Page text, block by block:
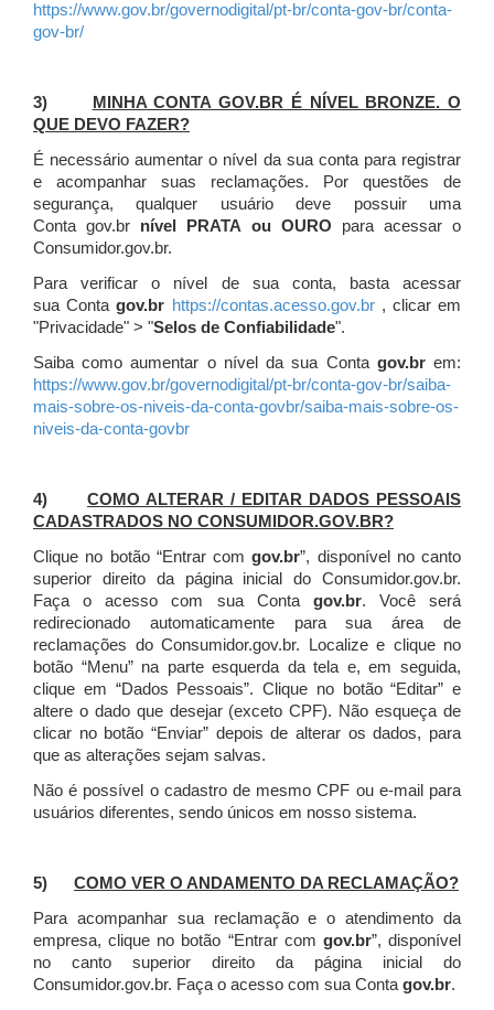
https://www.gov.br/governodigital/pt-br/conta-gov-br/conta-
gov-br/
3)
MINHA CONTA GOV.BR É NÍVEL BRONZE. O
QUE DEVO FAZER?
É necessário aumentar o nível da sua conta para registrar
e acompanhar suas reclamações. Por questões de
segurança, qualquer usuário deve possuir uma
Conta gov.br nível PRATA ou OURO para acessar o
Consumidor.gov.br.
Para verificar o nível de sua conta, basta acessar
sua Contagov.br https://contas.acesso.gov.br, clicar em
"Privacidade" > "Selos de Confiabilidade".
Saiba como aumentar o nível da sua Conta gov.brem:
https://www.gov.br/governodigital/pt-br/conta-gov-br/saiba-
mais-sobre-os-niveis-da-conta-govbr/saiba-mais-sobre-os-
niveis-da-conta-govbr
4) COMO ALTERAR / EDITAR DADOS PESSOAIS
CADASTRADOS NO CONSUMIDOR.GOV.BR?
Clique no botão “Entrar comgov.br”, disponível no canto
superior direito da página inicial do Consumidor.gov.br.
Faça o acesso com sua Conta gov.br. Você será
redirecionado automaticamente para sua área de
reclamações do Consumidor.gov.br.
Localize e clique no
botão “Menu” na parte esquerda da tela e, em seguida,
clique em “Dados Pessoais”. Clique no botão “Editar” e
altere o dado que desejar (exceto CPF). Não esqueça de
clicar no botão “Enviar” depois de alterar os dados, para
que as alterações sejam salvas.
Não é possível o cadastro de mesmo CPF ou e-mail para
usuários diferentes, sendo únicos em nosso sistema.
5) COMO VER O ANDAMENTO DA RECLAMAÇÃO?
Para acompanhar sua reclamação e o atendimento da
empresa, clique no botão “Entrar com gov.br”, disponível
no canto superior direito da página inicial do
Consumidor.gov.br. Faça o acesso com sua Contagov.br.